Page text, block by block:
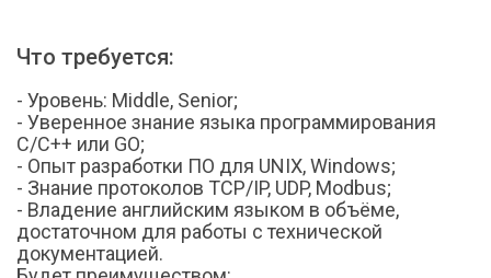
Что требуется:
- Уровень: Middle, Senior;
- Уверенное знание языка программирования
С/C++ или GO;
- Опыт разработки ПО для UNIX, Windows;
- Знание протоколов TCP/IP, UDP, Modbus;
- Владение английским языком в объёме,
достаточном для работы с технической
документацией.